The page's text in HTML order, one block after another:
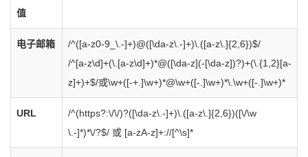
值
电子邮箱
/^([a-z0-9_\.-]+)@([\da-z\.-]+)\.([a-z\.]{2,6})$/
/^[a-z\d]+(\.[a-z\d]+)*@([\da-z](-[\da-z])?)+(\.{1,2}[a-
z]+)+$/或\w+([-+.]\w+)*@\w+([-.]\w+)*\.\w+([-.]\w+)*
URL
/^(https?:\/\/)?([\da-z\.-]+)\.([a-z\.]{2,6})([\/\w
\.-]*)*\/?$/ 或 [a-zA-z]+://[^\s]*